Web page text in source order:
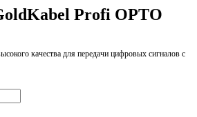
Profi OPTO
качества для передачи цифровых сигналов с